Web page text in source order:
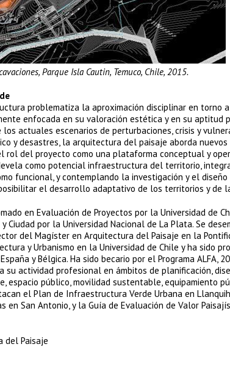
Parque Isla Cautin, Temuco, Chile, 2015.
problematiza la aproximación disciplinar en torno
enfocada en su valoración estética y en su aptitud
actuales escenarios de perturbaciones, crisis y
y desastres, la arquitectura del paisaje aborda
rol del proyecto como una plataforma conceptual y
como potencial infraestructura del territorio,
funcional, y contemplando la investigación y el
el desarrollo adaptativo de los territorios y de
en Evaluación de Proyectos por la Universidad de
Ciudad por la Universidad Nacional de La Plata. Se
del Magíster en Arquitectura del Paisaje en la
y Urbanismo en la Universidad de Chile y ha sido
y Bélgica. Ha sido becario por el Programa ALFA,
su actividad profesional en ámbitos de planificación,
espacio público, movilidad sustentable, equipamiento
el Plan de Infraestructura Verde Urbana en
en San Antonio, y la Guía de Evaluación de Valor
del Paisaje